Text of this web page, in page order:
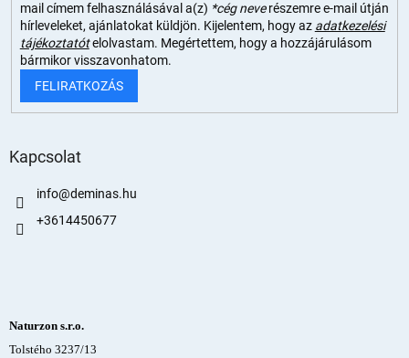
mail címem felhasználásával a(z) *cég neverészemre e-mail útján
hírleveleket, ajánlatokat küldjön. Kijelentem, hogy az adatkezelési
tájékoztatót elolvastam. Megértettem, hogy a hozzájárulásom
bármikor visszavonhatom.
FELIRATKOZÁS
Kapcsolat
info@deminas.hu
+3614450677
Naturzon s.r.o.
Tolstého 3237/13